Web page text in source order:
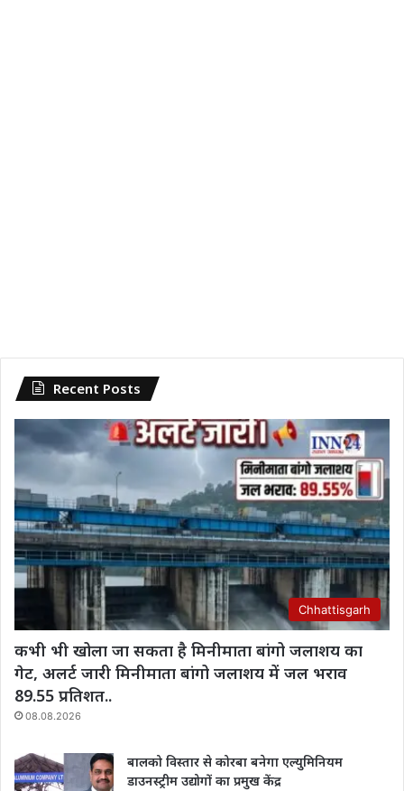
Recent Posts
Chhattisgarh
कभी भी खोला जा सकता है मिनीमाता बांगो जलाशय का
गेट, अलर्ट जारी मिनीमाता बांगो जलाशय में जल भराव
89.55 प्रतिशत..
08.08.2026
बालको विस्तार से कोरबा बनेगा एल्युमिनियम
डाउनस्ट्रीम उद्योगों का प्रमुख केंद्र